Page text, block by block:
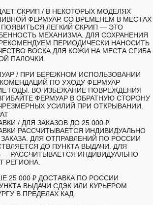
СКРИП / В НЕКОТОРЫХ МОДЕЛЯХ
ФЕРМУАР. СО ВРЕМЕНЕМ В МЕСТАХ
ЛЕГКИЙ СКРИП — ЭТО
МЕХАНИЗМА. ДЛЯ СОХРАНЕНИЯ
ПЕРИОДИЧЕСКИ НАНОСИТЬ
ВОСКА ДЛЯ КОЖИ НА МЕСТА СГИБА
ПАЛОЧКИ.
/ ПРИ БЕРЕЖНОМ ИСПОЛЬЗОВАНИИ
ПО УХОДУ ФЕРМУАР
ГОДЫ. ВО ИЗБЕЖАНИЕ ПОВРЕЖДЕНИЯ
ФЕРМУАР В ОБРАТНУЮ СТОРОНУ
УСИЛИЙ ПРИ ОТКРЫВАНИИ.
/ ДЛЯ ЗАКАЗОВ ДО 25 000 ₽
РАССЧИТЫВАЕТСЯ ИНДИВИДУАЛЬНО
ДЛЯ ОТПРАВЛЕНИЙ ПО РОССИИ
ДО ПУНКТА ВЫДАЧИ. ДЛЯ
— РАССЧИТЫВАЕТСЯ ИНДИВИДУАЛЬНО
РЕГИОНА.
25 000 ₽ ДОСТАВКА ПО РОССИИ
ВЫДАЧИ СДЭК ИЛИ КУРЬЕРОМ
В ПРЕДЕЛАХ КАД.